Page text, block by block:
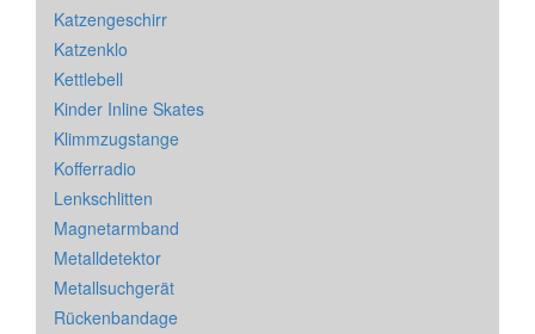
Katzengeschirr
Katzenklo
Kettlebell
Kinder Inline Skates
Klimmzugstange
Kofferradio
Lenkschlitten
Magnetarmband
Metalldetektor
Metallsuchgerät
Rückenbandage